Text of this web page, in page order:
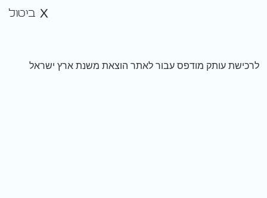
ביטול
לרכישת עותק מודפס עבור לאתר הוצאת משנת ארץ ישראל